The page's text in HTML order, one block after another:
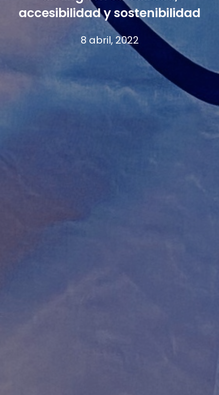
accesibilidad y sostenibilidad
8 abril, 2022